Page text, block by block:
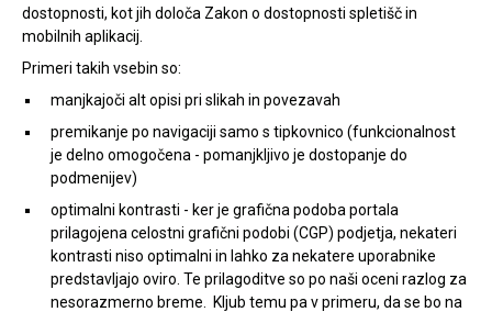
dostopnosti, kot jih določa Zakon o dostopnosti spletišč in
mobilnih aplikacij.
Primeri takih vsebin so:
manjkajoči alt opisi pri slikah in povezavah
premikanje po navigaciji samo s tipkovnico (funkcionalnost
je delno omogočena - pomanjkljivo je dostopanje do
podmenijev)
optimalni kontrasti - ker je grafična podoba portala
prilagojena celostni grafični podobi (CGP) podjetja, nekateri
kontrasti niso optimalni in lahko za nekatere uporabnike
predstavljajo oviro. Te prilagoditve so po naši oceni razlog za
nesorazmerno breme. Kljub temu pa v primeru, da se bo na